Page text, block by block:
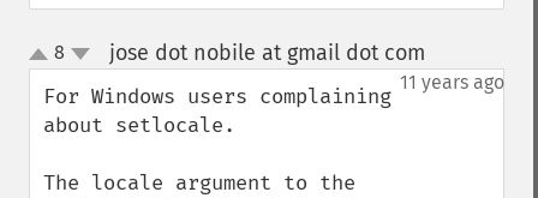
up
down
8 jose dot nobile at gmail dot com
11 years ago
For Windows users complaining
about setlocale.
The locale argument to the